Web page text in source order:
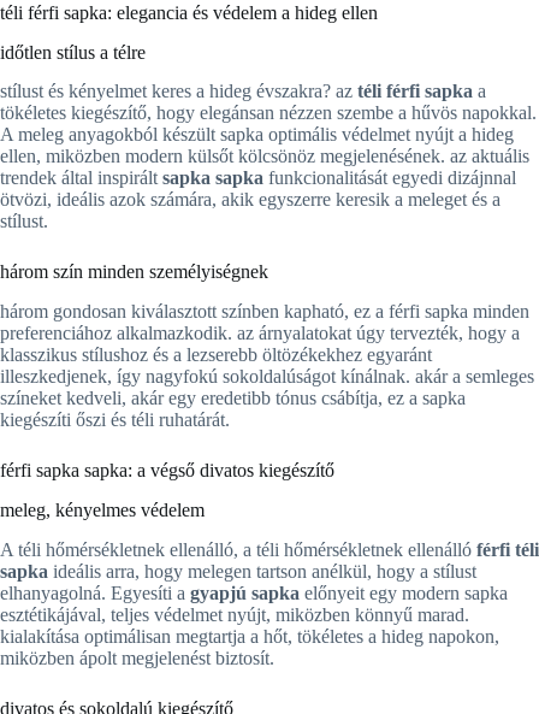
téli férfi sapka: elegancia és védelem a hideg ellen
időtlen stílus a télre
stílust és kényelmet keres a hideg évszakra? az téli férfi sapka a
tökéletes kiegészítő, hogy elegánsan nézzen szembe a hűvös napokkal.
A meleg anyagokból készült sapka optimális védelmet nyújt a hideg
ellen, miközben modern külsőt kölcsönöz megjelenésének. az aktuális
trendek által inspirált sapka sapka funkcionalitását egyedi dizájnnal
ötvözi, ideális azok számára, akik egyszerre keresik a meleget és a
stílust.
három szín minden személyiségnek
három gondosan kiválasztott színben kapható, ez a férfi sapka minden
preferenciához alkalmazkodik. az árnyalatokat úgy tervezték, hogy a
klasszikus stílushoz és a lezserebb öltözékekhez egyaránt
illeszkedjenek, így nagyfokú sokoldalúságot kínálnak. akár a semleges
színeket kedveli, akár egy eredetibb tónus csábítja, ez a sapka
kiegészíti őszi és téli ruhatárát.
férfi sapka sapka: a végső divatos kiegészítő
meleg, kényelmes védelem
A téli hőmérsékletnek ellenálló, a téli hőmérsékletnek ellenálló férfi téli
sapka ideális arra, hogy melegen tartson anélkül, hogy a stílust
elhanyagolná. Egyesíti a gyapjú sapka előnyeit egy modern sapka
esztétikájával, teljes védelmet nyújt, miközben könnyű marad.
kialakítása optimálisan megtartja a hőt, tökéletes a hideg napokon,
miközben ápolt megjelenést biztosít.
divatos és sokoldalú kiegészítő